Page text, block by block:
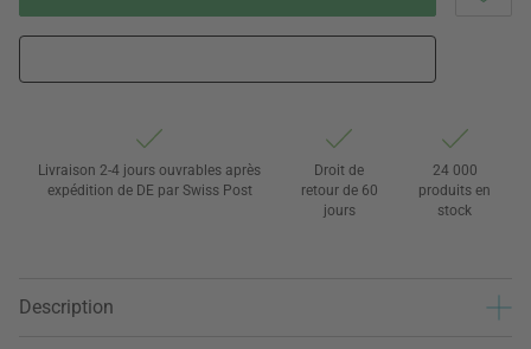
Livraison 2-4 jours ouvrables après
expédition de DE par Swiss Post
Droit de
retour de 60
jours
24 000
produits en
stock
Description